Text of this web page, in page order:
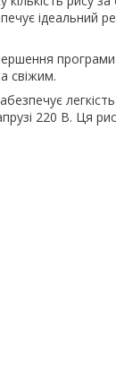
ідеальний
свіжим.
220 В. Ця